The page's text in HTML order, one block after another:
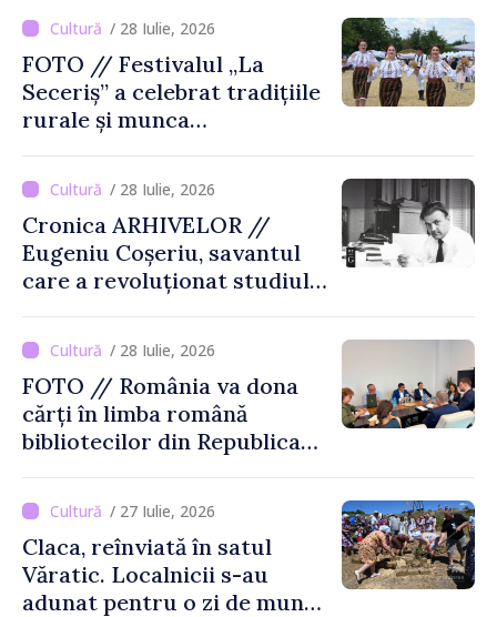
/ 28 Iulie, 2026
FOTO // Festivalul „La
Seceriș” a celebrat tradițiile
rurale și munca
/ 28 Iulie, 2026
Cronica ARHIVELOR //
Eugeniu Coșeriu, savantul
care a revoluționat studiul
/ 28 Iulie, 2026
FOTO // România va dona
cărți în limba română
bibliotecilor din Republica
/ 27 Iulie, 2026
Claca, reînviată în satul
Văratic. Localnicii s-au
adunat pentru o zi de muncă